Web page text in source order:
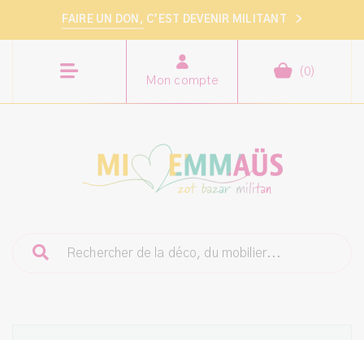
FAIRE UN DON, C’EST DEVENIR MILITANT >
Mon compte
( 0)